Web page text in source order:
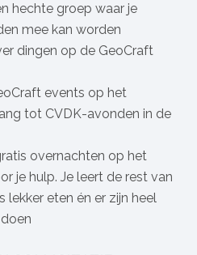
hechte groep waar je
mee kan worden
dingen op de GeoCraft
events op het
tot CVDK-avonden in de
overnachten op het
je hulp. Je leert de rest van
lekker eten én er zijn heel